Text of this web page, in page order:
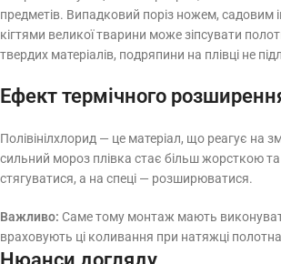
предметів. Випадковий поріз ножем, садовим
кігтями великої тварини може зіпсувати
твердих матеріалів, подряпини на плівці не
Ефект термічного
Полівінілхлорид — це матеріал, що реагує на
сильний мороз плівка стає більш жорсткою
стягуватися, а на спеці — розширюватися.
Важливо: Саме тому монтаж мають
враховують ці коливання при натяжці